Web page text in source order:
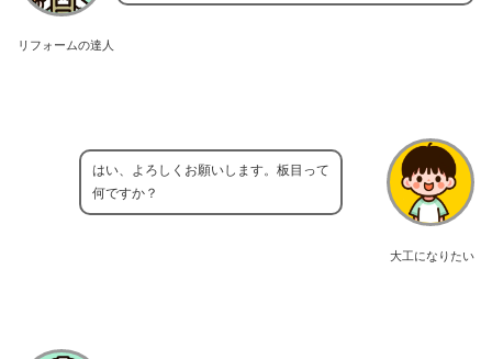
リフォームの達人
大工になりたい
はい、よろしくお願いします。板目って
何ですか？